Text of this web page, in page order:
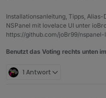
Installationsanleitung, Tipps,
NSPanel mit lovelace UI unter
https://github.com/joBr99/
Benutzt das Voting rechts unten
1 Antwort